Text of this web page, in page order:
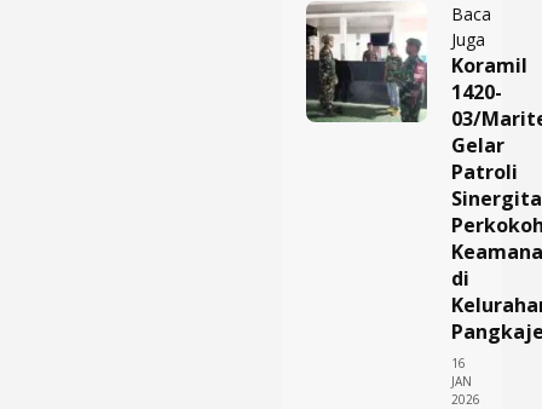
Baca
Juga
Koramil
1420-
03/
Gelar
Patroli
di
16
JAN
2026